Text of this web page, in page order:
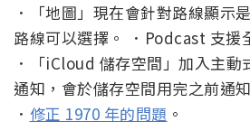
．「地圖」現在會針對路線顯示
路線可以選擇。 ．Podcast 支援
．「iCloud 儲存空間」加入主
通知，會於儲存空間用完之前通
． 修正 1970 年的問題 。